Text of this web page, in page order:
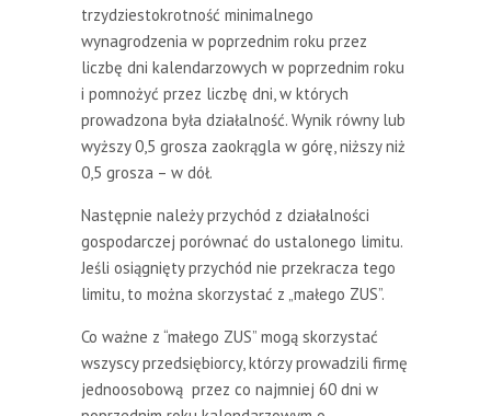
trzydziestokrotność minimalnego
wynagrodzenia w poprzednim roku przez
liczbę dni kalendarzowych w poprzednim roku
i pomnożyć przez liczbę dni, w których
prowadzona była działalność. Wynik równy lub
wyższy 0,5 grosza zaokrągla w górę, niższy niż
0,5 grosza – w dół.
Następnie należy przychód z działalności
gospodarczej porównać do ustalonego limitu.
Jeśli osiągnięty przychód nie przekracza tego
limitu, to można skorzystać z „małego ZUS”.
Co ważne z “małego ZUS” mogą skorzystać
wszyscy przedsiębiorcy, którzy prowadzili firmę
jednoosobową przez co najmniej 60 dni w